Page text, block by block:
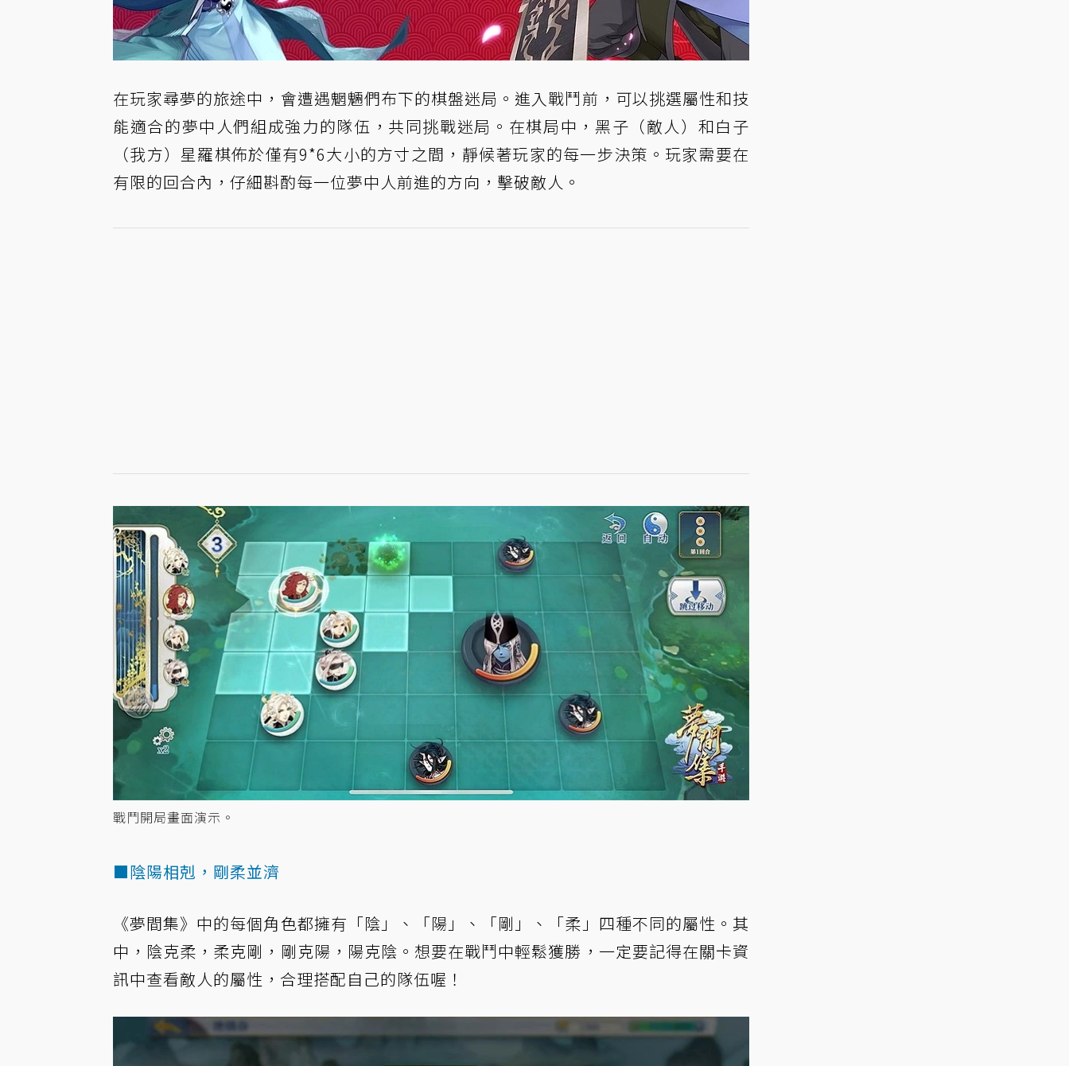
在玩家尋夢的旅途中，會遭遇魍魎們布下的棋盤迷局。進入戰鬥前，可以挑選屬性和技
能適合的夢中人們組成強力的隊伍，共同挑戰迷局。在棋局中，黑子（敵人）和白子
（我方）星羅棋佈於僅有9*6大小的方寸之間，靜候著玩家的每一步決策。玩家需要在
有限的回合內，仔細斟酌每一位夢中人前進的方向，擊破敵人。
戰鬥開局畫面演示。
■陰陽相剋，剛柔並濟
《夢間集》中的每個角色都擁有「陰」、「陽」、「剛」、「柔」四種不同的屬性。其
中，陰克柔，柔克剛，剛克陽，陽克陰。想要在戰鬥中輕鬆獲勝，一定要記得在關卡資
訊中查看敵人的屬性，合理搭配自己的隊伍喔！